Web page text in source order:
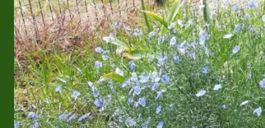
Skip to content